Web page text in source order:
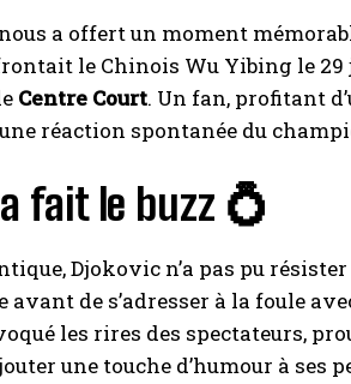
a offert un moment
le Chinois Wu Yibing le
Centre Court. Un fan, profitant
réaction spontanée du
fait le buzz 💍
Djokovic n’a pas pu résister
de s’adresser à la foule
les rires des spectateurs,
une touche d’humour à ses